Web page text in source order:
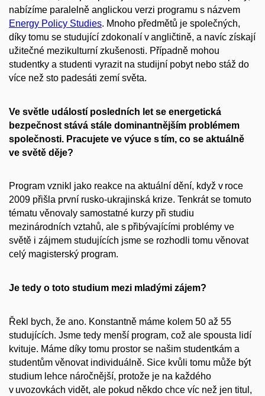
nabízíme paralelně anglickou verzi programu s názvem
Energy Policy Studies. Mnoho předmětů je společných,
díky tomu se studující zdokonalí v angličtině, a navíc získají
užitečné mezikulturní zkušenosti. Případně mohou
studentky a studenti vyrazit na studijní pobyt nebo stáž do
více než sto padesáti zemí světa.
Ve světle událostí posledních let se energetická
bezpečnost stává stále dominantnějším problémem
společnosti. Pracujete ve výuce s tím, co se aktuálně
ve světě děje?
Program vznikl jako reakce na aktuální dění, když v roce
2009 přišla první rusko-ukrajinská krize. Tenkrát se tomuto
tématu věnovaly samostatné kurzy při studiu
mezinárodních vztahů, ale s přibývajícími problémy ve
světě i zájmem studujících jsme se rozhodli tomu věnovat
celý magisterský program.
Je tedy o toto studium mezi mladými zájem?
Řekl bych, že ano. Konstantně máme kolem 50 až 55
studujících. Jsme tedy menší program, což ale spousta lidí
kvituje. Máme díky tomu prostor se našim studentkám a
studentům věnovat individuálně. Sice kvůli tomu může být
studium lehce náročnější, protože je na každého
v uvozovkách vidět, ale pokud někdo chce víc než jen titul,